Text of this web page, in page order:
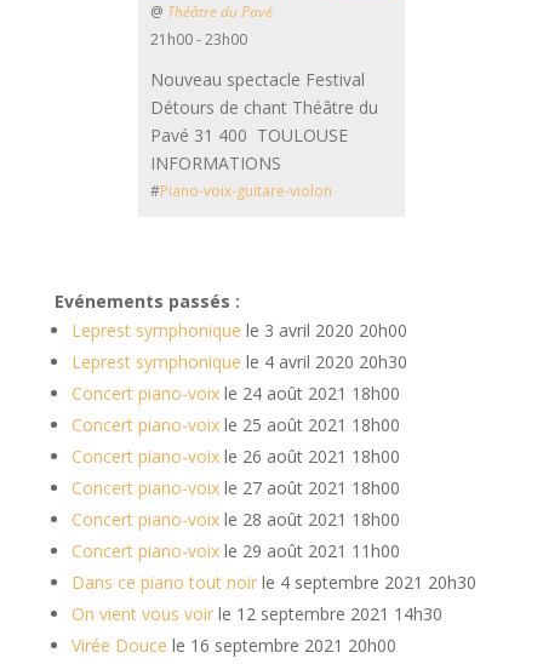
@ Théâtre du Pavé
21h00 - 23h00
Nouveau spectacle Festival
Détours de chant Théâtre du
Pavé 31 400 TOULOUSE
INFORMATIONS
#Piano-voix-guitare-violon
Evénements passés :
Leprest symphonique le 3 avril 2020 20h00
Leprest symphonique le 4 avril 2020 20h30
Concert piano-voixle 24 août 2021 18h00
Concert piano-voixle 25 août 2021 18h00
Concert piano-voixle 26 août 2021 18h00
Concert piano-voixle 27 août 2021 18h00
Concert piano-voixle 28 août 2021 18h00
Concert piano-voixle 29 août 2021 11h00
Dans ce piano tout noirle 4 septembre 2021 20h30
On vient vous voirle 12 septembre 2021 14h30
Virée Douce le 16 septembre 2021 20h00